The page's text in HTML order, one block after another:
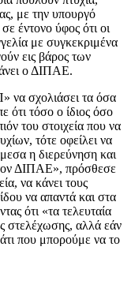
με την υπουργό
έντονο ύφος ότι οι
με συγκεκριμένα
εις βάρος των
ο ΔΙΠΑΕ.
να σχολιάσει τα όσα
ότι τόσο ο ίδιος όσο
του στοιχεία που να
τότε οφείλει να
η διερεύνηση και
ΔΙΠΑΕ», πρόσθεσε
να κάνει τους
να απαντά και στα
ότι «τα τελευταία
στελέχωσης, αλλά εάν
που μπορούμε να το